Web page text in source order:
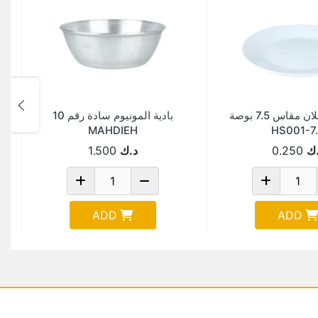
صحن بورسلان مقاس 7.5 بوصة
HS001-
0.250
ADD
بادية المونيوم سادة رقم 10
MAHDIEH
د.ك 1.500
ADD